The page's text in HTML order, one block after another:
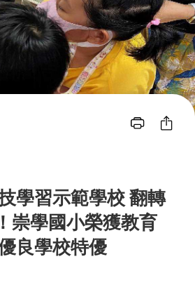
學習示範學校 翻轉
崇學國小榮獲教育
良學校特優